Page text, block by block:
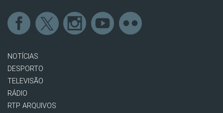
NOTÍCIAS
DESPORTO
TELEVISÃO
RÁDIO
RTP ARQUIVOS